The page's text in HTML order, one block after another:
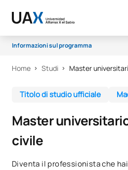
Informazioni sul programma
Perché UAX
Accesso e ammissione
Borse di studio
Home Studi Master
Titolo di studio ufficiale
Master
civile
Diventa il professionista che